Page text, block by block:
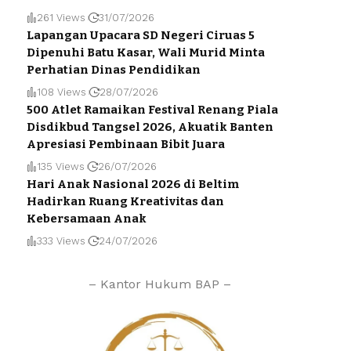
261 Views 31/07/2026
Lapangan Upacara SD Negeri Ciruas 5
Dipenuhi Batu Kasar, Wali Murid Minta
Perhatian Dinas Pendidikan
108 Views 28/07/2026
500 Atlet Ramaikan Festival Renang Piala
Disdikbud Tangsel 2026, Akuatik Banten
Apresiasi Pembinaan Bibit Juara
135 Views 26/07/2026
Hari Anak Nasional 2026 di Beltim
Hadirkan Ruang Kreativitas dan
Kebersamaan Anak
333 Views 24/07/2026
– Kantor Hukum BAP –